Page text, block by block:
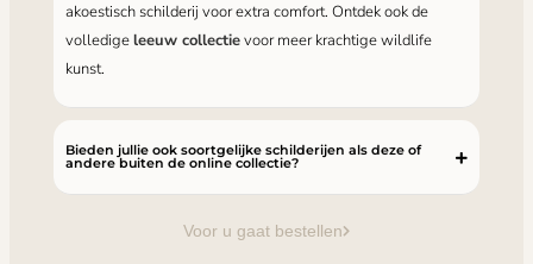
Voor u gaat bestellen
akoestisch schilderij voor extra comfort. Ontdek ook de
volledigeleeuw collectievoor meer krachtige wildlife
kunst.
Bieden jullie ook soortgelijke schilderijen als deze of
andere buiten de online collectie?